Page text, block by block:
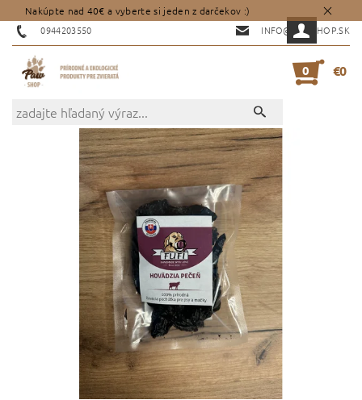
Nakúpte nad 40€ a vyberte si jeden z darčekov :)
0944203550
INFO@PAWSHOP.SK
0 €0